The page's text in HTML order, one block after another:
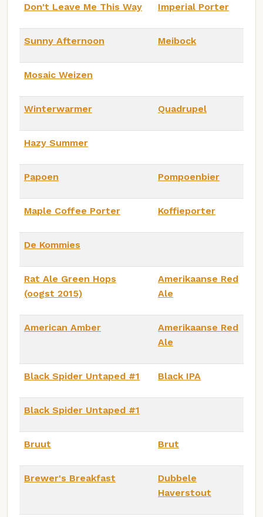
Don't Leave Me This Way Imperial Porter
Sunny Afternoon Meibock
Mosaic Weizen
Winterwarmer Quadrupel
Hazy Summer
Papoen Pompoenbier
Maple Coffee Porter Koffieporter
De Kommies
Rat Ale Green Hops
(oogst 2015)
Amerikaanse Red
Ale
American Amber
Amerikaanse Red
Ale
Black Spider Untaped #1 Black IPA
Black Spider Untaped #1
Bruut Brut
Brewer's Breakfast
Dubbele
Haverstout